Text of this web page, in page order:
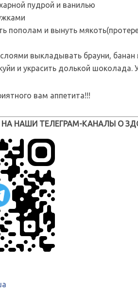
пудрой и ванилью
пополам и вынуть
выкладывать брауни, банан
и украсить долькой шоколада.
вам аппетита!!!
НАШИ ТЕЛЕГРАМ-КАНАЛЫ О